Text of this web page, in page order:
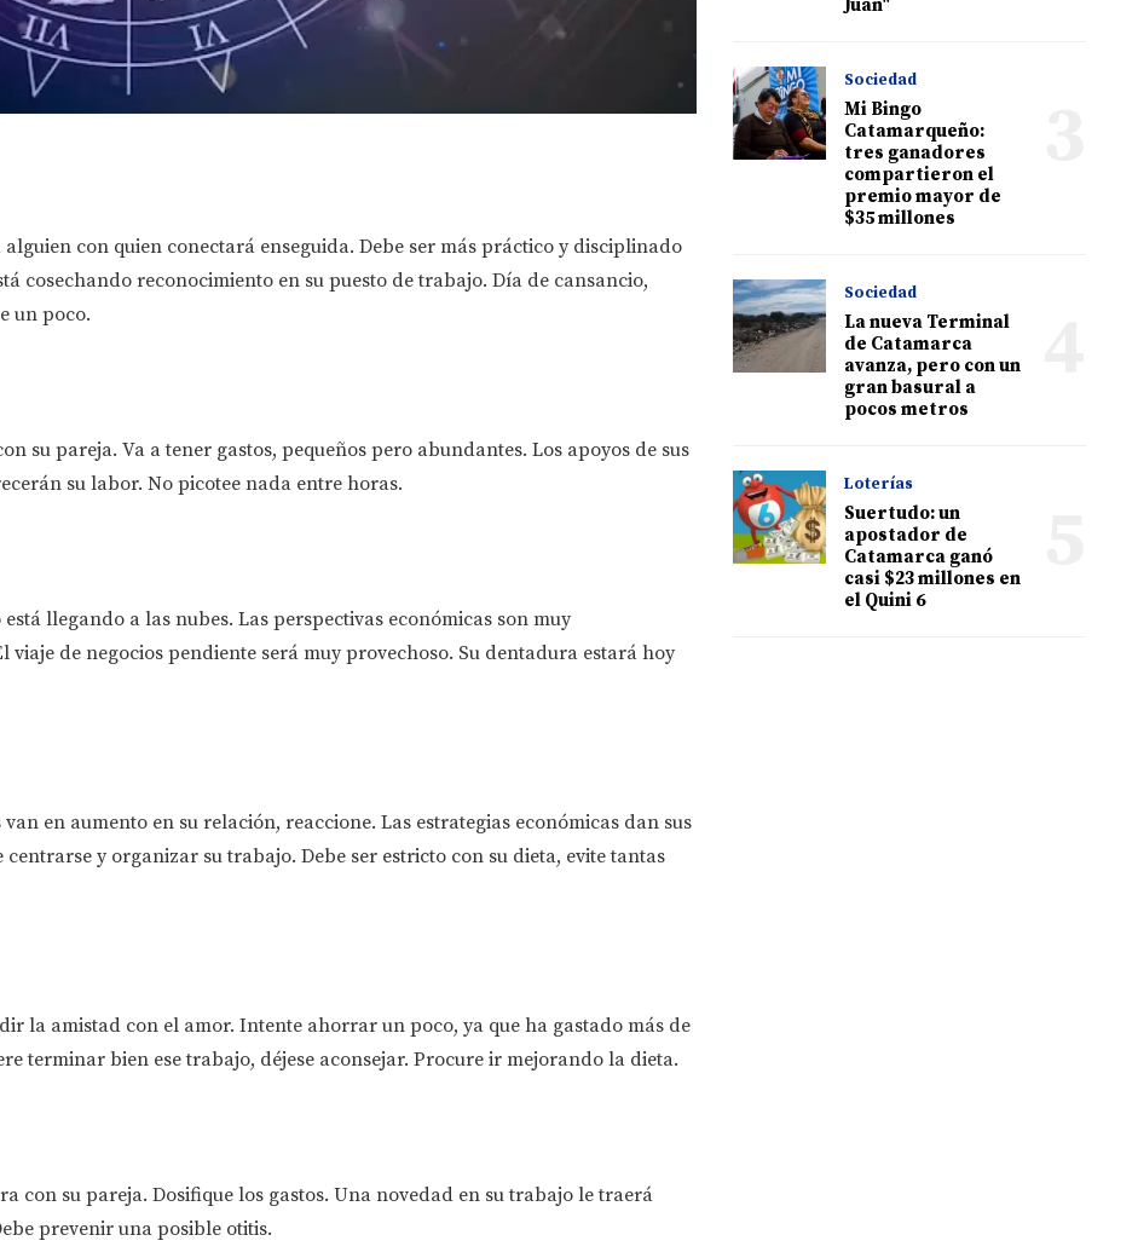
alguien con quien conectará enseguida. Debe ser más práctico y disciplinado
cosechando reconocimiento en su puesto de trabajo. Día de cansancio,
un poco.
su pareja. Va a tener gastos, pequeños pero abundantes. Los apoyos de sus
su labor. No picotee nada entre horas.
llegando a las nubes. Las perspectivas económicas son muy
viaje de negocios pendiente será muy provechoso. Su dentadura estará hoy
van en aumento en su relación, reaccione. Las estrategias económicas dan sus
centrarse y organizar su trabajo. Debe ser estricto con su dieta, evite tantas
la amistad con el amor. Intente ahorrar un poco, ya que ha gastado más de
terminar bien ese trabajo, déjese aconsejar. Procure ir mejorando la dieta.
con su pareja. Dosifique los gastos. Una novedad en su trabajo le traerá
prevenir una posible otitis.
Juan"
Sociedad
Mi Bingo
Catamarqueño:
tres ganadores
compartieron el
premio mayor de
$35 millones
Sociedad
La nueva Terminal
de Catamarca
avanza, pero con un
gran basural a
pocos metros
Loterías
Suertudo: un
apostador de
Catamarca ganó
casi $23 millones en
el Quini 6